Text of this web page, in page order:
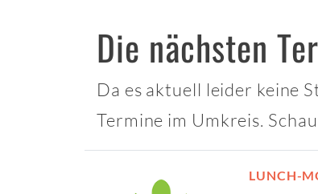
Die nächsten
Da es aktuell leider keine
Termine im Umkreis.
LUNCH-